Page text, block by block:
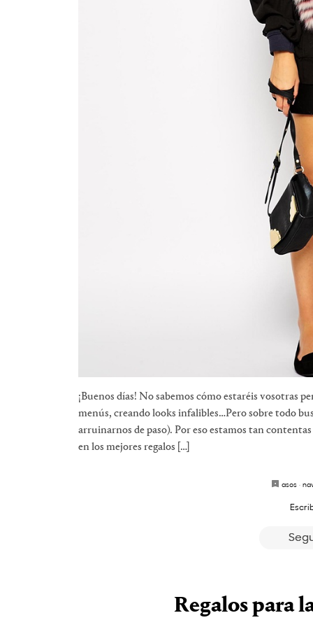
¡Buenos días! No sabemos cómo estaréis vosotras
menús, creando looks infalibles…Pero sobre todo
arruinarnos de paso). Por eso estamos tan
en los mejores regalos […]
asos·
Regalos para